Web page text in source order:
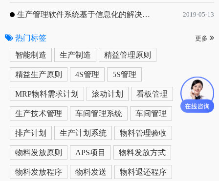
生产管理软件系统基于信息化的解决方案 2019-05-13
热门标签 更多
智能制造 生产制造 精益管理原则
精益生产原则 4S管理 5S管理
MRP物料需求计划 滚动计划 看板管理
生产技术管理 车间管理系统 车间管理
排产计划 生产计划系统 物料管理验收
物料发放原则 APS项目 物料发放方式
物料发放程序 物料发送 物料退还程序